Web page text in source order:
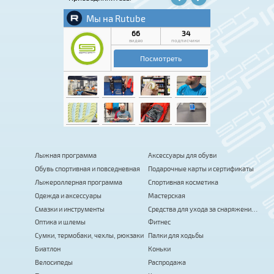
Лыжная программа
Обувь спортивная и повседневная
Лыжероллерная программа
Одежда и аксессуары
Смазки и инструменты
Оптика и шлемы
Сумки, термобаки, чехлы, рюкзаки
Биатлон
Велосипеды
Аксессуары для обуви
Подарочные карты и сертификаты
Спортивная косметика
Мастерская
Средства для ухода за снаряжением
Фитнес
Палки для ходьбы
Коньки
Распродажа